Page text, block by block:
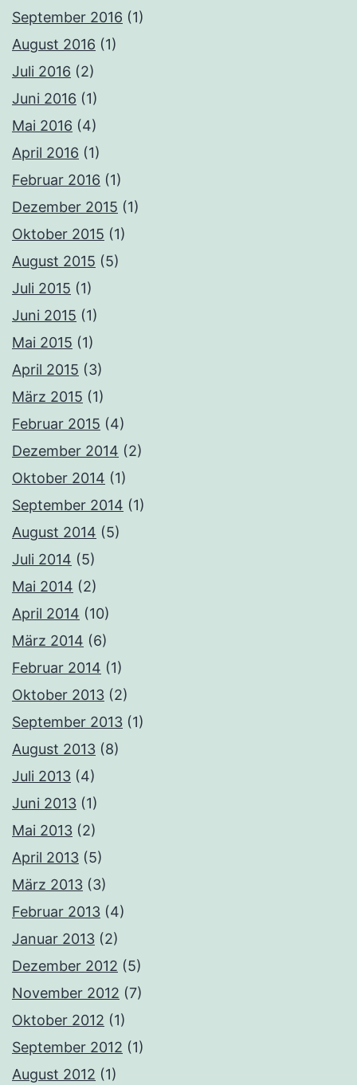
September 2016 (1)
August 2016 (1)
Juli 2016 (2)
Juni 2016 (1)
Mai 2016 (4)
April 2016 (1)
Februar 2016 (1)
Dezember 2015 (1)
Oktober 2015 (1)
August 2015 (5)
Juli 2015 (1)
Juni 2015 (1)
Mai 2015 (1)
April 2015 (3)
März 2015 (1)
Februar 2015 (4)
Dezember 2014 (2)
Oktober 2014 (1)
September 2014 (1)
August 2014 (5)
Juli 2014 (5)
Mai 2014 (2)
April 2014 (10)
März 2014 (6)
Februar 2014 (1)
Oktober 2013 (2)
September 2013 (1)
August 2013 (8)
Juli 2013 (4)
Juni 2013 (1)
Mai 2013 (2)
April 2013 (5)
März 2013 (3)
Februar 2013 (4)
Januar 2013 (2)
Dezember 2012 (5)
November 2012 (7)
Oktober 2012 (1)
September 2012 (1)
August 2012 (1)